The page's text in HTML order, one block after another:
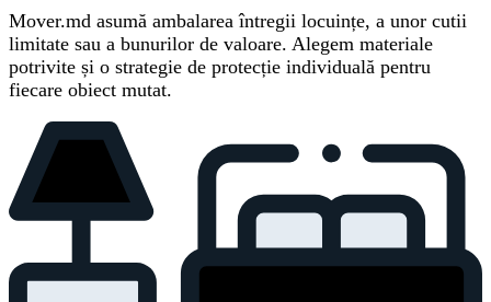
Mover.md asumă ambalarea întregii locuințe, a unor cutii
limitate sau a bunurilor de valoare. Alegem materiale
potrivite și o strategie de protecție individuală pentru
fiecare obiect mutat.